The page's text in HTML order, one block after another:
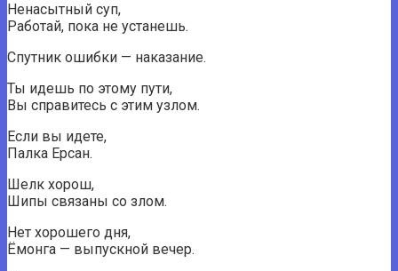
Ненасытный суп,
Работай, пока не устанешь.
Спутник ошибки — наказание.
Ты идешь по этому пути,
Вы справитесь с этим узлом.
Если вы идете,
Палка Ерсан.
Шелк хорош,
Шипы связаны со злом.
Нет хорошего дня,
Ёмонга — выпускной вечер.